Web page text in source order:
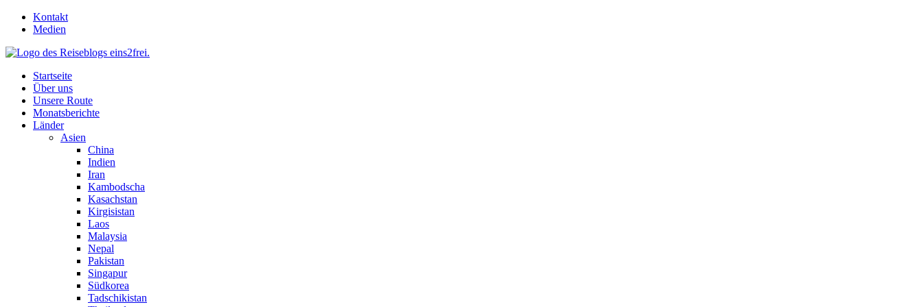
Skip
Kontakt
Medien
Startseite
Über uns
Unsere Route
Monatsberichte
Länder
Asien
China
Indien
Iran
Kambodscha
Kasachstan
Kirgisistan
Laos
Malaysia
Nepal
Pakistan
Singapur
Südkorea
Tadschikistan